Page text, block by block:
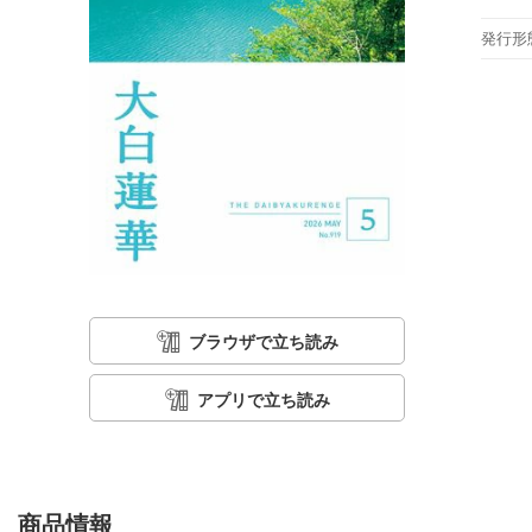
ブラウザで立ち読み
アプリで立ち読み
発行形
商品情報